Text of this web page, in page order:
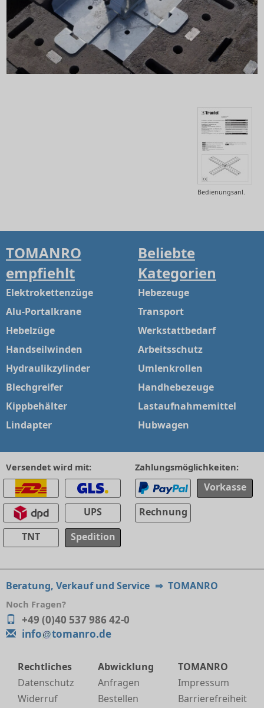
Bedienungsanl.
TOMANRO
empfiehlt
Elektrokettenzüge
Alu-Portalkrane
Hebelzüge
Handseilwinden
Hydraulikzylinder
Blechgreifer
Kippbehälter
Lindapter
Beliebte
Kategorien
Hebezeuge
Transport
Werkstattbedarf
Arbeitsschutz
Umlenkrollen
Handhebezeuge
Lastaufnahmemittel
Hubwagen
Versendet wird mit:
UPS
TNT
Spedition
Zahlungsmöglichkeiten:
Vorkasse
Rechnung
Beratung, Verkauf und Service ⇒ TOMANRO
Noch Fragen?
+49 (0)40 537 986 42-0
info
tomanro.de
Rechtliches
Datenschutz
Widerruf
Abwicklung
Anfragen
Bestellen
TOMANRO
Impressum
Barrierefreiheit